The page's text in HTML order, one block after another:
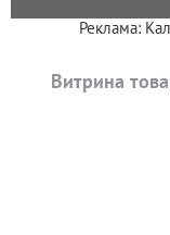
Реклама:
Витрина